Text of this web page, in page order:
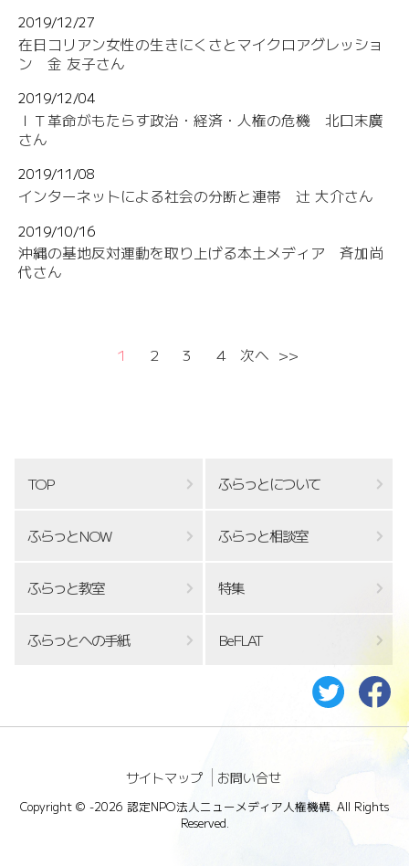
2019/12/27
在日コリアン女性の生きにくさとマイクロアグレッショ
ン 金 友子さん
2019/12/04
ＩＴ革命がもたらす政治・経済・人権の危機 北口末廣
さん
2019/11/08
インターネットによる社会の分断と連帯 辻 大介さん
2019/10/16
沖縄の基地反対運動を取り上げる本土メディア 斉加尚
代さん
1 2 3 4 次へ >>
TOP ふらっとについて
ふらっとNOW ふらっと相談室
ふらっと教室 特集
ふらっとへの手紙 BeFLAT
サイトマップ お問い合せ
Copyright © -2026 認定NPO法人ニューメディア人権機構. All Rights
Reserved.